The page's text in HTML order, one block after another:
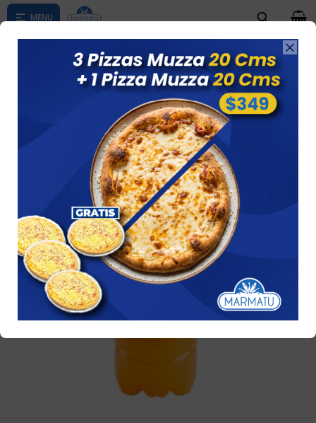

según su zona
0

Naranja C/ Zanahoria 500cc Dairyco